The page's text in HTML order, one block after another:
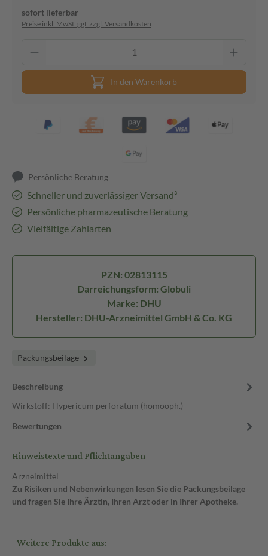
sofort lieferbar
Preise inkl. MwSt. ggf. zzgl. Versandkosten
In den Warenkorb
Persönliche Beratung
Schneller und zuverlässiger Versand³
Persönliche pharmazeutische Beratung
Vielfältige Zahlarten
PZN: 02813115
Darreichungsform: Globuli
Marke: DHU
Hersteller: DHU-Arzneimittel GmbH & Co. KG
Packungsbeilage
Beschreibung
Wirkstoff: Hypericum perforatum (homöoph.)
Bewertungen
Hinweistexte und Pflichtangaben
Arzneimittel
Zu Risiken und Nebenwirkungen lesen Sie die Packungsbeilage
und fragen Sie Ihre Ärztin, Ihren Arzt oder in Ihrer Apotheke.
Weitere Produkte aus: